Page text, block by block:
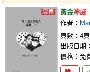
黃金神威
作者：
頁數：4頁
出版日期
價格：免